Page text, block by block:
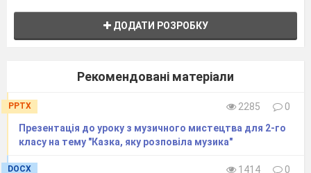
М’який
Лагідний
Співучий
Таємний
― Отже, кожен інструмент має власний
«колір», який неможливо сплутати.
ДОДАТИ РОЗРОБКУ
Рекомендовані матеріали
PPTX 2285
0
Презентація до уроку з музичного мистецтва для 2-го
класу на тему "Казка, яку розповіла музика"
DOCX 1414
0